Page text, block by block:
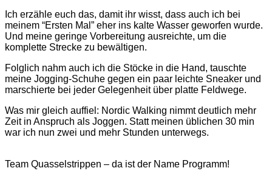
Ich erzähle euch das, damit ihr wisst, dass auch ich bei
meinem “Ersten Mal” eher ins kalte Wasser geworfen wurde.
Und meine geringe Vorbereitung ausreichte, um die
komplette Strecke zu bewältigen.
Folglich nahm auch ich die Stöcke in die Hand, tauschte
meine Jogging-Schuhe gegen ein paar leichte Sneaker und
marschierte bei jeder Gelegenheit über platte Feldwege.
Was mir gleich auffiel: Nordic Walking nimmt deutlich mehr
Zeit in Anspruch als Joggen. Statt meinen üblichen 30 min
war ich nun zwei und mehr Stunden unterwegs.
Team Quasselstrippen – da ist der Name Programm!